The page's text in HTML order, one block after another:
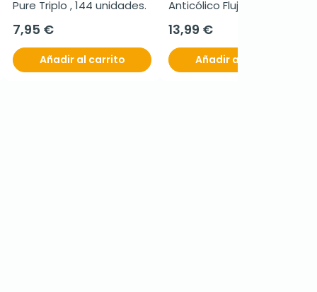
Pure Triplo , 144 unidades.
7,95 €
Añadir al carrito
Anticólico Flujo M, 270ml.
13,99 €
Añadir al carrito